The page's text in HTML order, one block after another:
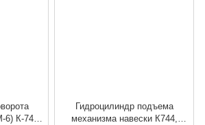
6) К-744,
Гидроцилиндр подъема
механизма навески К744,